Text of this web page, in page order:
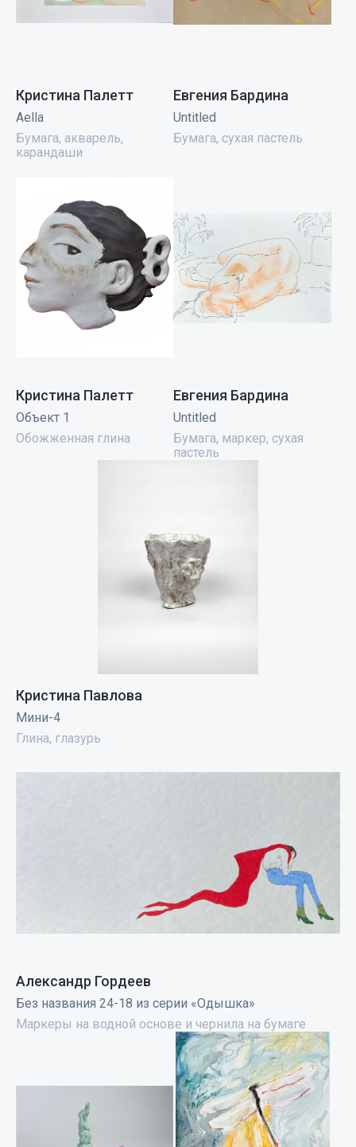
Кристина Палетт
Aella
Бумага, акварель,
карандаши
Евгения Бардина
Untitled
Бумага, сухая пастель
Кристина Палетт
Объект 1
Обожженная глина
Евгения Бардина
Untitled
Бумага, маркер, сухая
пастель
Кристина Павлова
Мини-4
Глина, глазурь
Александр Гордеев
Без названия 24-18 из серии «Одышка»
Маркеры на водной основе и чернила на бумаге